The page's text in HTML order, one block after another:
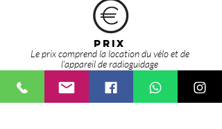
PRIX
Le prix comprend la location du vélo et de
l’appareil de radioguidage
40 € par personne à partir de 6 personnes
230 € la balade de 1 à 5 personnes
réductions pour groupes
les billets d’entrée ne sont pas inclus